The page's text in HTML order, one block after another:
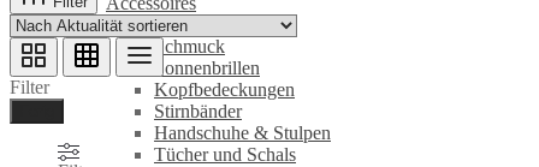
Taschen
Schmuck
Sonnenbrillen
Kopfbedeckungen
Stirnbänder
Handschuhe & Stulpen
Tücher und Schals
Filter